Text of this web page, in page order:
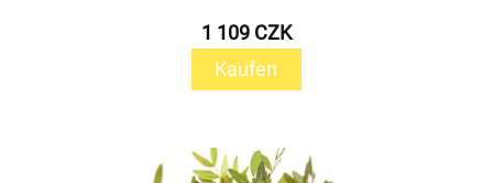
1 109 CZK
Kaufen